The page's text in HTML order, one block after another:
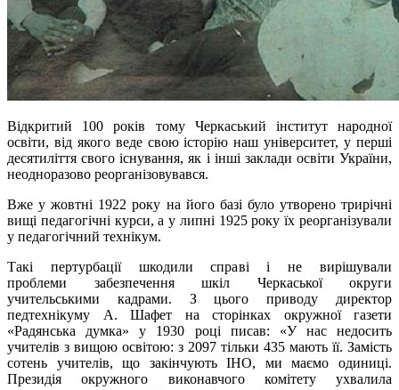
Відкритий 100 років тому Черкаський інститут народної
освіти, від якого веде свою історію наш університет, у перші
десятиліття свого існування, як і інші заклади освіти України,
неодноразово реорганізовувався.
Вже у жовтні 1922 року на його базі було утворено трирічні
вищі педагогічні курси, а у липні 1925 року їх реорганізували
у педагогічний технікум.
Такі пертурбації шкодили справіі невирішували
проблеми забезпечення шкіл Черкаської округи
учительськими кадрами. З цього приводу директор
педтехнікуму А. Шафет на сторінках окружної газети
«Радянська думка» у 1930 році писав: «У нас недосить
учителів з вищою освітою: з 2097 тільки 435 мають її. Замість
сотень учителів, що закінчують ІНО, ми маємо одиниці.
Президія окружного виконавчого комітету ухвалила